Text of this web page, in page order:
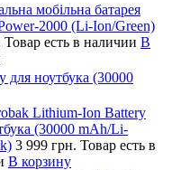
мобільна батарея
2000 (Li-Ion/Green)
Товар есть в наличии В
ноутбука (30000
Lithium-Ion Battery
(30000 mAh/Li-
3 999 грн. Товар есть в
В корзину